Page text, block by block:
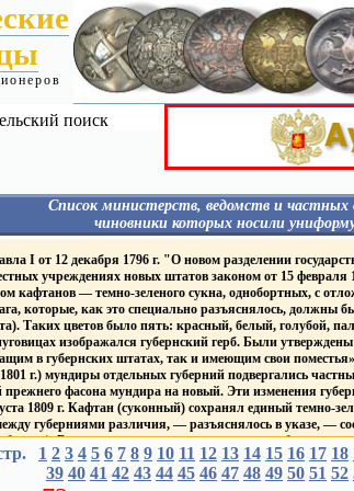
поиск
Список министерств, ведомств и частных
чиновники которых носили
Гражданские 1827-1857
Гражданские 1857-1917
Гражданские 1917
Гражданские - Царство Польское
Гражданские - Великое Княжество
Финляндское
ИМПЕРАТОРСКИЙ ДВОР
Дворцовые Правления
Придворн. Ведом.
Академия Художеств
Публ. Библиотека и Румянцев.
музеум
Капитул Императорских
и Царских Орденов
Mин. и вед. имевшие
на пуговицах Столп Закона
I от 12 декабря 1796 г. "О новом разделении
учреждениях новых штатов законом от 15 февраля
кафтанов — темно-зеленого сукна, однобортных, с
которые, как это специально разъяснялось, должны
Таких цветов было пять: красный, белый, голубой,
изображался губернский герб. Были
в губернских штатах, так и имеющим свои
г.) мундиры отдельных губерний подвергались
прежнего фасона мундира на новый. Эти изменения
1809 г. Кафтан (суконный) сохранял единый темно-
губерниями различия, — разъяснялось в указе, —
В зависимости от цвета воротника и обшлагов
черный, темно-синий, фиолетовый, малиновый и
мундиры для генерал-губернаторов,
1 2 3 4 5 6 7 8 9 10 11 12 13 14 15 16 17 18
39 40 41 42 43 44 45 46 47 48 49 50 51 52